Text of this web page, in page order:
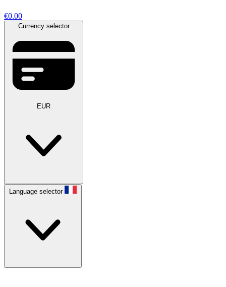
€0.00
Currency selector
EUR
Language selector